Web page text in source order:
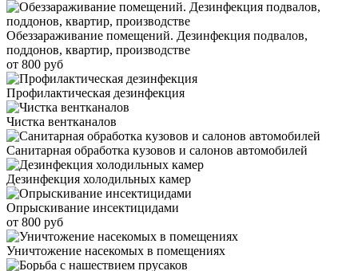
Обеззараживание помещений. Дезинфекция подвалов,
поддонов, квартир, производстве
от 800 руб
Профилактическая дезинфекция
Чистка вентканалов
Санитарная обработка кузовов и салонов автомобилей
Дезинфекция холодильных камер
Опрыскивание инсектицидами
от 800 руб
Уничтожение насекомых в помещениях